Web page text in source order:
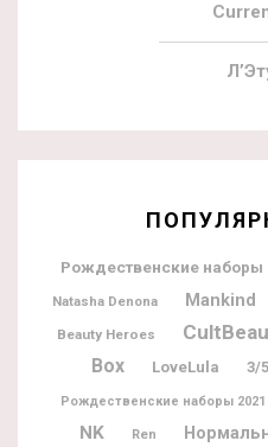
Рождественские наборы
Natasha Denona Mankind
Beauty Heroes
Box
LoveLula 3/5
Рождественские наборы 2021
NK
Ren